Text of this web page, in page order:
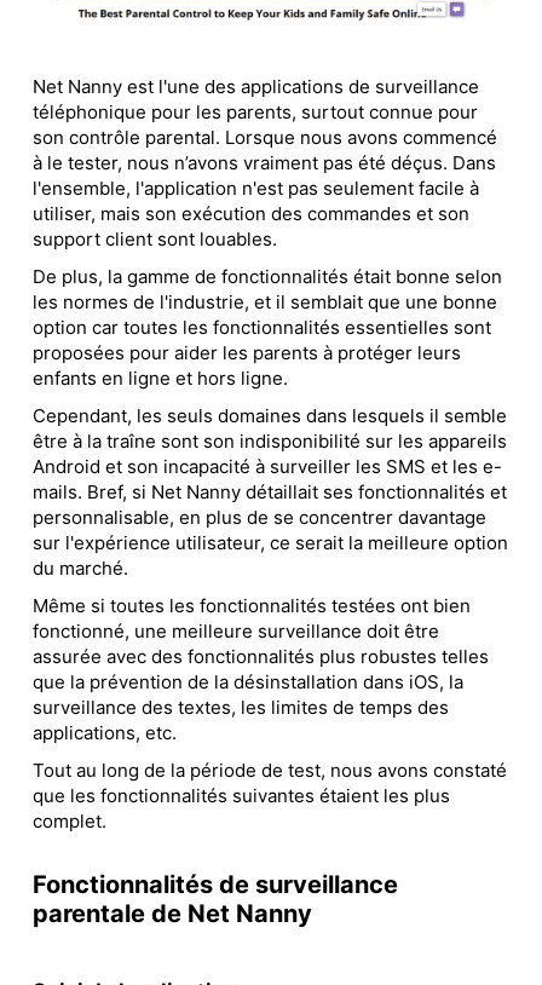
Net Nanny est l'une des applications de surveillance
téléphonique pour les parents, surtout connue pour
son contrôle parental. Lorsque nous avons commencé
à le tester, nous n’avons vraiment pas été déçus. Dans
l'ensemble, l'application n'est pas seulement facile à
utiliser, mais son exécution des commandes et son
support client sont louables.
De plus, la gamme de fonctionnalités était bonne selon
les normes de l'industrie, et il semblait que une bonne
option car toutes les fonctionnalités essentielles sont
proposées pour aider les parents à protéger leurs
enfants en ligne et hors ligne.
Cependant, les seuls domaines dans lesquels il semble
être à la traîne sont son indisponibilité sur les appareils
Android et son incapacité à surveiller les SMS et les e-
mails. Bref, si Net Nanny détaillait ses fonctionnalités et
personnalisable, en plus de se concentrer davantage
sur l'expérience utilisateur, ce serait la meilleure option
du marché.
Même si toutes les fonctionnalités testées ont bien
fonctionné, une meilleure surveillance doit être
assurée avec des fonctionnalités plus robustes telles
que la prévention de la désinstallation dans iOS, la
surveillance des textes, les limites de temps des
applications, etc.
Tout au long de la période de test, nous avons constaté
que les fonctionnalités suivantes étaient les plus
complet.
Fonctionnalités de surveillance
parentale de Net Nanny